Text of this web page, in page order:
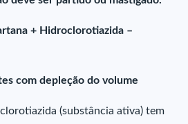
+ Hidroclorotiazida –
com depleção do volume
(substância ativa) tem